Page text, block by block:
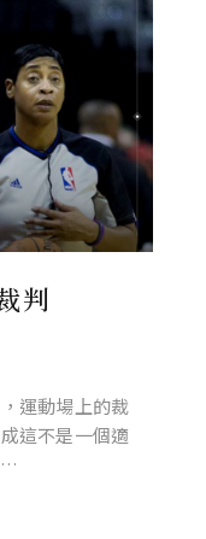
判
運動場上的裁
這不是一個適